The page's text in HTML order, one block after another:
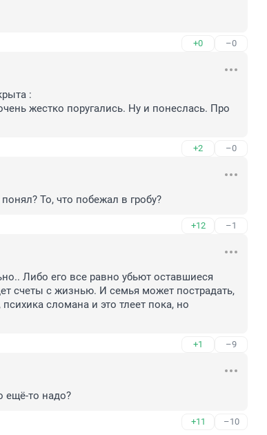
+0 –0
:
жестко поругались. Ну и понеслась. Про
+2 –0
То, что побежал в гробу?
+12 –1
Либо его все равно убьют оставшиеся
счеты с жизнью. И семья может пострадать,
сломана и это тлеет пока, но
+1 –9
ещё-то надо?
+11 –10